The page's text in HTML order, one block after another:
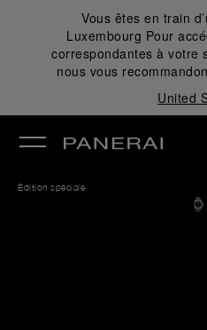
Vous êtes en train
Luxembourg Pour
correspondantes à votre
nous vous
United
Édition spéciale